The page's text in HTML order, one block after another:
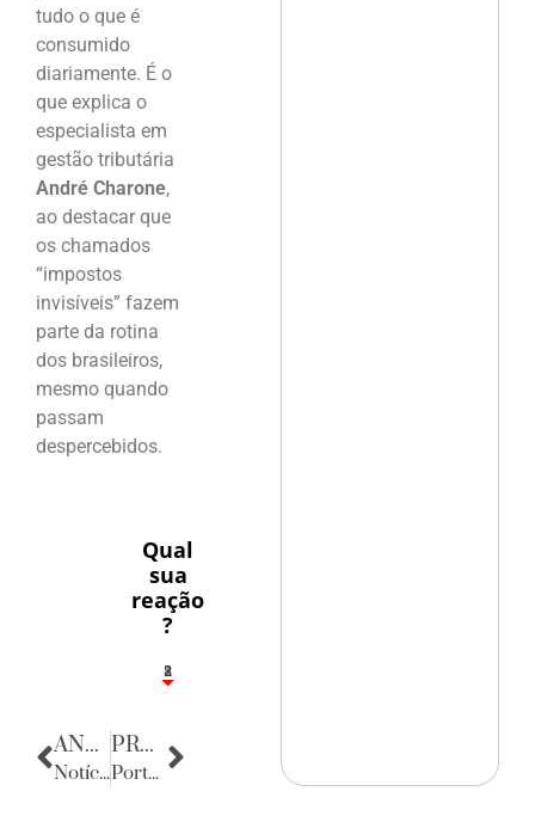
tudo o que é
consumido
diariamente. É o
que explica o
especialista em
gestão tributária
André Charone,
ao destacar que
os chamados
“impostos
invisíveis” fazem
parte da rotina
dos brasileiros,
mesmo quando
passam
despercebidos.
Qual
sua
reação
?
1
2
8
ANTERIOR
Notícias do Ceará
PRÓXIMA
Porta Retratos